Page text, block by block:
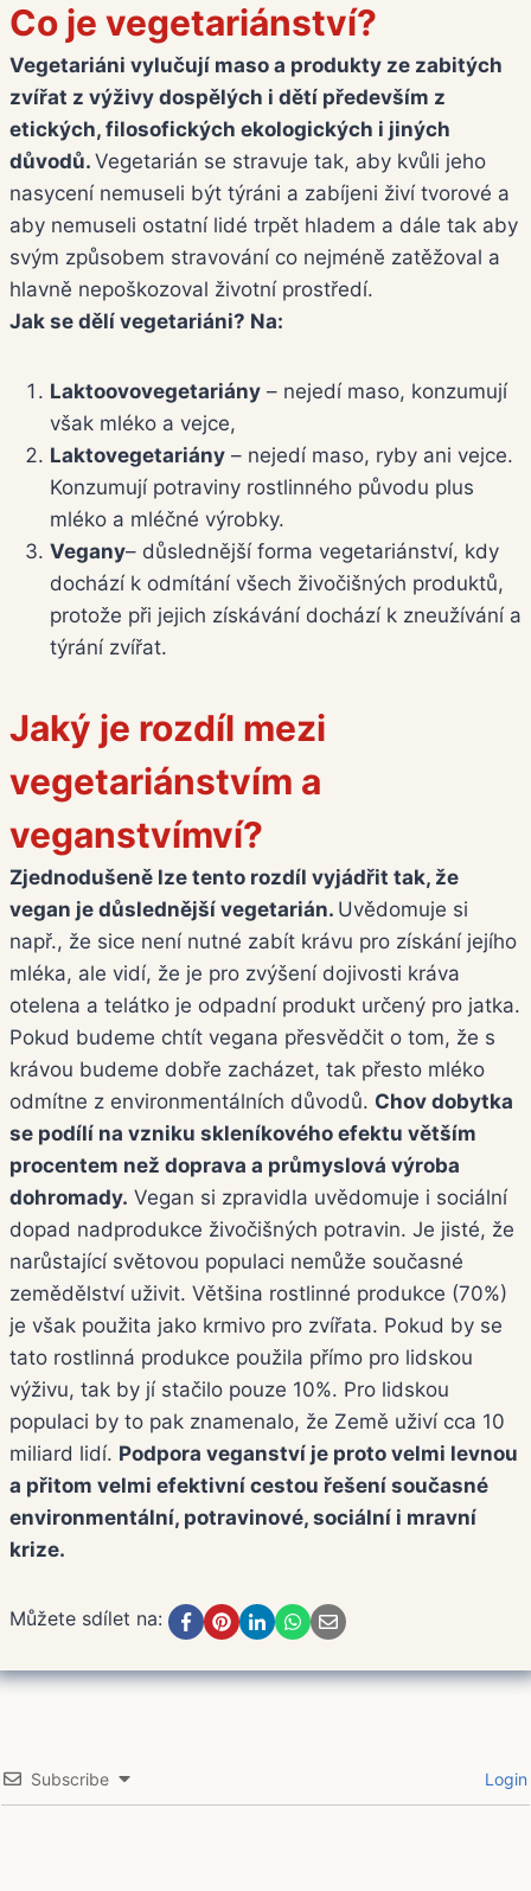
Co je vegetariánství?
Vegetariáni vylučují maso a produkty ze zabitých
zvířat z výživy dospělých i dětí především z
etických, filosofických ekologických i jiných
důvodů. Vegetarián se stravuje tak, aby kvůli jeho
nasycení nemuseli být týráni a zabíjeni živí tvorové a
aby nemuseli ostatní lidé trpět hladem a dále tak aby
svým způsobem stravování co nejméně zatěžoval a
hlavně nepoškozoval životní prostředí.
Jak se dělí vegetariáni? Na:
Laktoovovegetariány – nejedí maso, konzumují
však mléko a vejce,
Laktovegetariány – nejedí maso, ryby ani vejce.
Konzumují potraviny rostlinného původu plus
mléko a mléčné výrobky.
Vegany– důslednější forma vegetariánství, kdy
dochází k odmítání všech živočišných produktů,
protože při jejich získávání dochází k zneužívání a
týrání zvířat.
Jaký je rozdíl mezi
vegetariánstvím a
veganstvímví?
Zjednodušeně lze tento rozdíl vyjádřit tak, že
vegan je důslednější vegetarián. Uvědomuje si
např., že sice není nutné zabít krávu pro získání jejího
mléka, ale vidí, že je pro zvýšení dojivosti kráva
otelena a telátko je odpadní produkt určený pro jatka.
Pokud budeme chtít vegana přesvědčit o tom, že s
krávou budeme dobře zacházet, tak přesto mléko
odmítne z environmentálních důvodů. Chov dobytka
se podílí na vzniku skleníkového efektu větším
procentem než doprava a průmyslová výroba
dohromady. Vegan si zpravidla uvědomuje i sociální
dopad nadprodukce živočišných potravin. Je jisté, že
narůstající světovou populaci nemůže současné
zemědělství uživit. Většina rostlinné produkce (70%)
je však použita jako krmivo pro zvířata. Pokud by se
tato rostlinná produkce použila přímo pro lidskou
výživu, tak by jí stačilo pouze 10%. Pro lidskou
populaci by to pak znamenalo, že Země uživí cca 10
miliard lidí. Podpora veganství je proto velmi levnou
a přitom velmi efektivní cestou řešení současné
environmentální, potravinové, sociální i mravní
krize.
Můžete sdílet na:
Subscribe Login